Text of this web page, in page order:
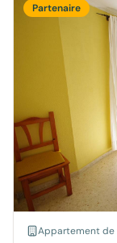
Partenaire
Appartement de